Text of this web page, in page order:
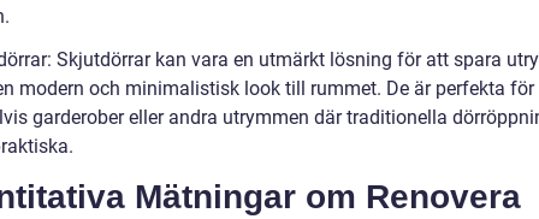
Skjutdörrar kan vara en utmärkt lösning för att spara
modern och minimalistisk look till rummet. De är perfekta för
garderober eller andra utrymmen där traditionella
Mätningar om Renovera